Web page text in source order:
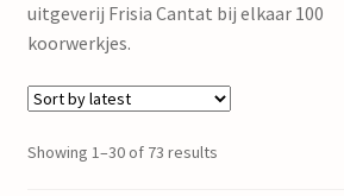
uitgeverij Frisia Cantat bij elkaar 100
koorwerkjes.
Showing 1–30 of 73 results